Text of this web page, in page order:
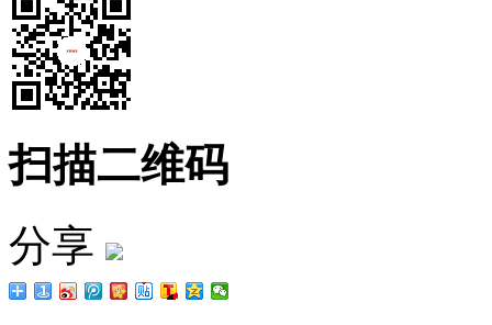
扫描二维码
分享